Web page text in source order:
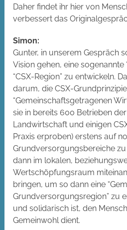
Daher findet ihr hier von
verbessert das
Simon:
Gunter, in unserem Gespräch
Vision gehen, eine sogenannte
“CSX-Region” zu entwickeln.
darum, die CSX-
“Gemeinschaftsgetragenen
sie in bereits 600 Betrieben
Landwirtschaft und einigen
Praxis erproben) erstens auf
Grundversorgungsbereiche
dann im lokalen,
Wertschöpfungsraum
bringen, um so dann eine
Grundversorgungsregion” zu
und solidarisch ist, den
Gemeinwohl dient.